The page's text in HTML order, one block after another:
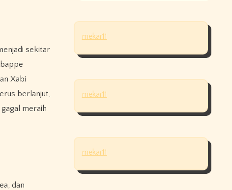
sekitar
Xabi
berlanjut,
meraih
dan
mekar11
mekar11
mekar11